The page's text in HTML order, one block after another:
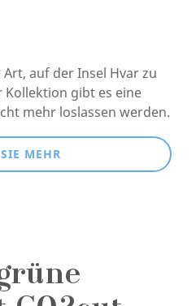
auf der Insel Hvar zu
gibt es eine
mehr loslassen werden.
MEHR